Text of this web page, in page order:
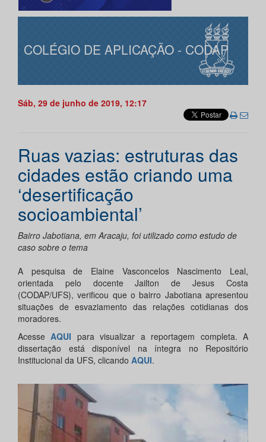
COLÉGIO DE APLICAÇÃO - CODAP
Sáb, 29 de junho de 2019, 12:17
Ruas vazias: estruturas das
cidades estão criando uma
‘desertificação
socioambiental’
Bairro Jabotiana, em Aracaju, foi utilizado como estudo de
caso sobre o tema
A pesquisa de Elaine Vasconcelos Nascimento Leal,
orientada pelo docente Jailton de Jesus Costa
(CODAP/UFS), verificou que o bairro Jabotiana apresentou
situações de esvaziamento das relações cotidianas dos
moradores.
AcesseAQUI para visualizar a reportagem completa. A
dissertação está disponível na íntegra no Repositório
Institucional da UFS, clicando AQUI.